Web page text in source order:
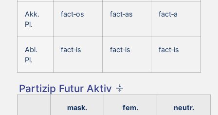
Akk.
Pl.
fact‑os fact‑as fact‑a
Abl.
Pl.
fact‑is fact‑is fact‑is
Partizip Futur Aktiv
mask. fem. neutr.